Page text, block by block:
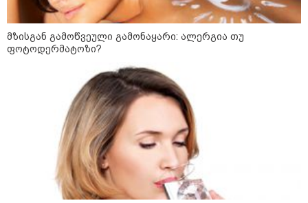
1-დღიანი ტურები თბილისიდან:
სად წავიდეთ დილით და
ბოსტანი აივანზე: რომელი
ბოსტნეული და მწვანილი
იზრდება მარტივად ქოთნებში
რა უნდა იყოს იდეალურ პლაჟის
მზისგან გამოწვეული გამონაყარი: ალერგია თუ
ფოტოდერმატოზი?